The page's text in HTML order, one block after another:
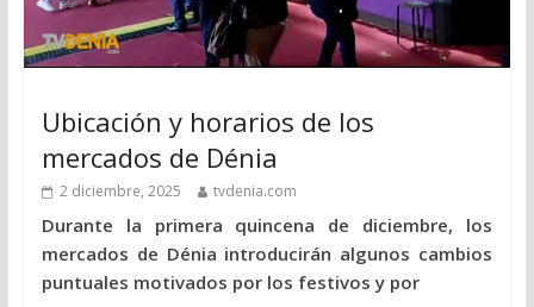
Ubicación y horarios de los
mercados de Dénia
2 diciembre, 2025 tvdenia.com
Durante la primera quincena de diciembre, los
mercados de Dénia introducirán algunos cambios
puntuales motivados por los festivos y por